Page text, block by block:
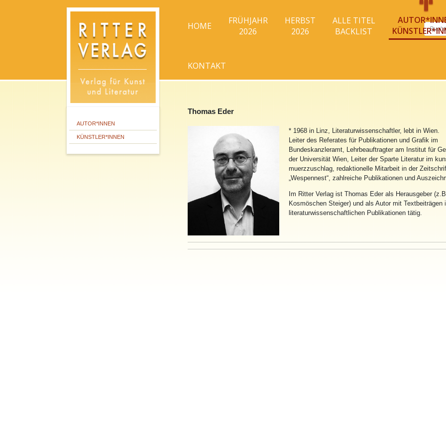
search
HOME
FRÜHJAHR
2026
HERBST
2026
ALLE TITEL
BACKLIST
KONTAKT
AUTOR*INNEN
KÜNSTLER*INNEN
Thomas Eder
* 1968 in Linz, Literaturwissenschaftler, lebt in Wien.
Leiter des Referates für Publikationen und Grafik im
Bundeskanzleramt, Lehrbeauftragter am Institut für
der Universität Wien, Leiter der Sparte Literatur im
muerzzuschlag, redaktionelle Mitarbeit in der
„Wespennest“, zahlreiche Publikationen und
Im Ritter Verlag ist Thomas Eder als Herausgeber (z.B.
Kosmöschen Steiger) und als Autor mit Textbeiträgen
literaturwissenschaftlichen Publikationen tätig.